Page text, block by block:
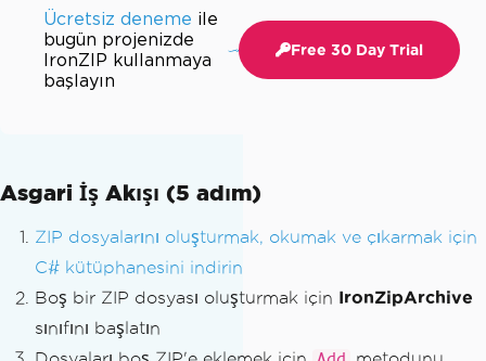
Ücretsiz deneme ile
bugün projenizde
IronZIP kullanmaya
başlayın
Free 30 Day Trial
Asgari İş Akışı (5 adım)
ZIP dosyalarını oluşturmak, okumak ve çıkarmak için
C# kütüphanesini indirin
Boş bir ZIP dosyası oluşturmak için IronZipArchive
sınıfını başlatın